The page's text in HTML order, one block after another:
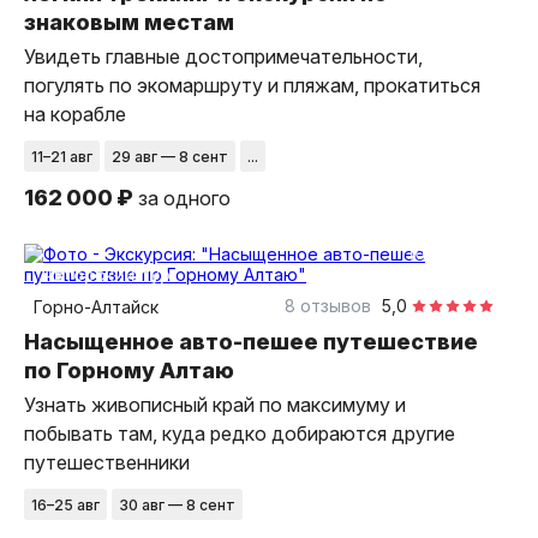
знаковым местам
Увидеть главные достопримечательности,
погулять по экомаршруту и пляжам, прокатиться
на корабле
11–21 авг 29 авг — 8 сент ...
162 000 ₽ за одного
10 дней
авторский тур
Горно-Алтайск
5,0
8 отзывов
Насыщенное авто-пешее путешествие
по Горному Алтаю
Узнать живописный край по максимуму и
побывать там, куда редко добираются другие
путешественники
16–25 авг 30 авг — 8 сент